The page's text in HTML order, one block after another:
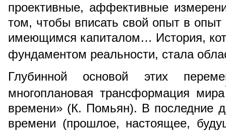
проективные, аффективные
том, чтобы вписать свой опыт в опыт
имеющимся капиталом… История,
фундаментом реальности, стала
Глубинной основой этих
многоплановая трансформация мира
времени» (К. Помьян). В последние
времени (прошлое, настоящее,